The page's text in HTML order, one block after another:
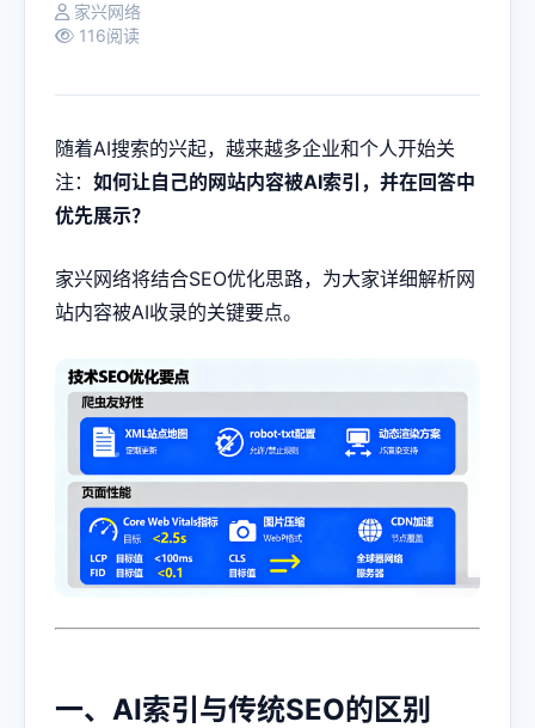
家兴网络
116阅读
随着AI搜索的兴起，越来越多企业和个人开始关
注： 如何让自己的网站内容被AI索引，并在回答中
优先展示？
家兴网络将结合SEO优化思路，为大家详细解析网
站内容被AI收录的关键要点。
一、AI索引与传统SEO的区别